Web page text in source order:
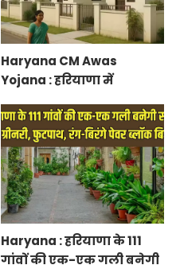
Haryana CM Awas
Yojana : हरियाणा में
के तहत फ्लैट बुकिंग शुरू,
फटाफट करें बुकिंग
Haryana : हरियाणा के 111
गांवों की एक-एक गली बनेगी